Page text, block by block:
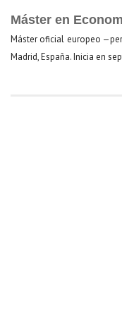
Máster en
Máster oficial europeo
Madrid, España. Inicia en